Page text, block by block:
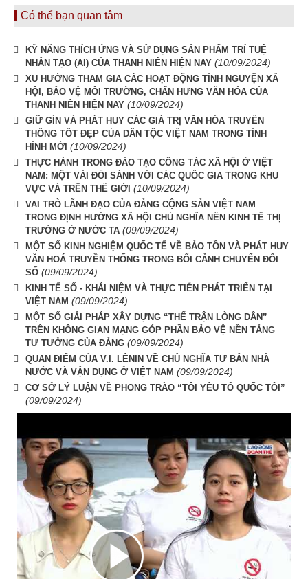
Có thể bạn quan tâm
KỸ NĂNG THÍCH ỨNG VÀ SỬ DỤNG SẢN PHẨM TRÍ TUỆ
NHÂN TẠO (AI) CỦA THANH NIÊN HIỆN NAY (10/09/2024)
XU HƯỚNG THAM GIA CÁC HOẠT ĐỘNG TÌNH NGUYỆN XÃ
HỘI, BẢO VỆ MÔI TRƯỜNG, CHẤN HƯNG VĂN HÓA CỦA
THANH NIÊN HIỆN NAY (10/09/2024)
GIỮ GÌN VÀ PHÁT HUY CÁC GIÁ TRỊ VĂN HÓA TRUYỀN
THỐNG TỐT ĐẸP CỦA DÂN TỘC VIỆT NAM TRONG TÌNH
HÌNH MỚI (10/09/2024)
THỰC HÀNH TRONG ĐÀO TẠO CÔNG TÁC XÃ HỘI Ở VIỆT
NAM: MỘT VÀI ĐỐI SÁNH VỚI CÁC QUỐC GIA TRONG KHU
VỰC VÀ TRÊN THẾ GIỚI (10/09/2024)
VAI TRÒ LÃNH ĐẠO CỦA ĐẢNG CỘNG SẢN VIỆT NAM
TRONG ĐỊNH HƯỚNG XÃ HỘI CHỦ NGHĨA NỀN KINH TẾ THỊ
TRƯỜNG Ở NƯỚC TA (09/09/2024)
MỘT SỐ KINH NGHIỆM QUỐC TẾ VỀ BẢO TỒN VÀ PHÁT HUY
VĂN HOÁ TRUYỀN THỐNG TRONG BỐI CẢNH CHUYỂN ĐỔI
SỐ (09/09/2024)
KINH TẾ SỐ - KHÁI NIỆM VÀ THỰC TIỄN PHÁT TRIỂN TẠI
VIỆT NAM (09/09/2024)
MỘT SỐ GIẢI PHÁP XÂY DỰNG “THẾ TRẬN LÒNG DÂN”
TRÊN KHÔNG GIAN MẠNG GÓP PHẦN BẢO VỆ NỀN TẢNG
TƯ TƯỞNG CỦA ĐẢNG (09/09/2024)
QUAN ĐIỂM CỦA V.I. LÊNIN VỀ CHỦ NGHĨA TƯ BẢN NHÀ
NƯỚC VÀ VẬN DỤNG Ở VIỆT NAM (09/09/2024)
CƠ SỞ LÝ LUẬN VỀ PHONG TRÀO “TÔI YÊU TỔ QUỐC TÔI”
(09/09/2024)